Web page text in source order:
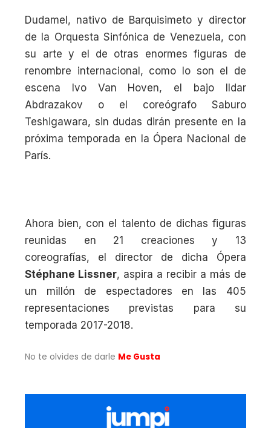
Dudamel, nativo de Barquisimeto y director
de la Orquesta Sinfónica de Venezuela, con
su arte y el de otras enormes figuras de
renombre internacional, como lo son el de
escena Ivo Van Hoven, el bajo Ildar
Abdrazakov o el coreógrafo Saburo
Teshigawara, sin dudas dirán presente en la
próxima temporada en la Ópera Nacional de
París.
Ahora bien, con el talento de dichas figuras
reunidas en 21 creaciones y 13
coreografías, el director de dicha Ópera
Stéphane Lissner, aspira a recibir a más de
un millón de espectadores en las 405
representaciones previstas para su
temporada 2017-2018.
No te olvides de darle Me Gusta